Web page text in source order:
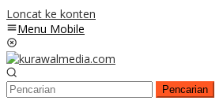
Loncat ke konten
Menu Mobile
Pencarian